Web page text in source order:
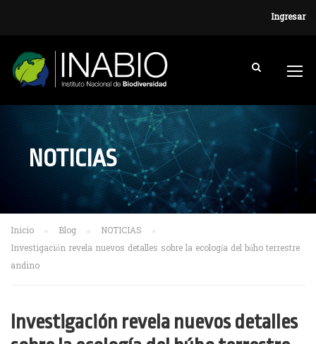
Ingresar
NOTICIAS
Inicio Blog
NOTICIAS
Investigación revela nuevos detalles sobre la ecología del búho terrestre
andino
Investigación revela nuevos detalles